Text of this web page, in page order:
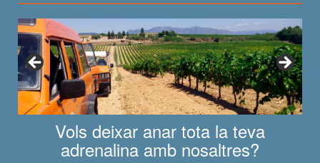
Vols deixar anar tota la teva
adrenalina amb nosaltres?